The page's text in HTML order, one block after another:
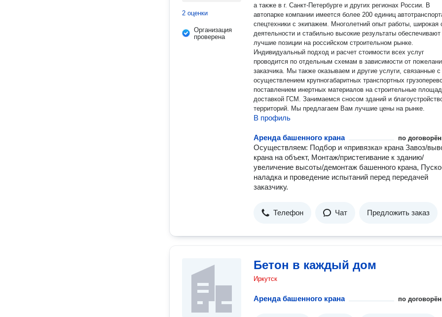
2 оценки
Организация
проверена
а также в г. Санкт-Петербурге и других регионах России. В
автопарке компании имеется более 200 единиц
спецтехники с экипажем. Многолетний опыт работы, широкая
деятельности и стабильно высокие результаты
лучшие позиции на российском строительном рынке.
Индивидуальный подход и расчет стоимости всех услуг
проводится по отдельным схемам в зависимости от
заказчика. Мы также оказываем и другие услуги, связанные с
осуществлением крупногабаритных транспортных
поставлением инертных материалов на строительные
доставкой ГСМ. Занимаемся сносом зданий и
территорий. Мы предлагаем Вам лучшие цены на рынке.
В профиль
Аренда башенного крана по
Осуществляем: Подбор и «привязка» крана Завоз/
крана на объект, Монтаж/пристегивание к зданию/
увеличение высоты/демонтаж башенного крана,
наладка и проведение испытаний перед передачей
заказчику.
Телефон Чат Предложить заказ
Бетон в каждый дом
Иркутск
Аренда башенного крана по